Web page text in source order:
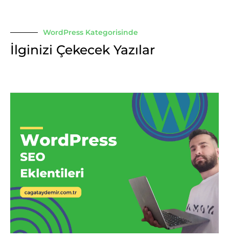
WordPress Kategorisinde
İlginizi Çekecek Yazılar